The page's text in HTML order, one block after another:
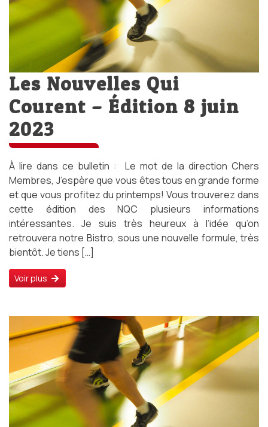
Les Nouvelles Qui
Courent – Édition 8 juin
2023
À lire dans ce bulletin : Le mot de la direction Chers
Membres, J’espère que vous êtes tous en grande forme
et que vous profitez du printemps! Vous trouverez dans
cette édition des NQC plusieurs informations
intéressantes. Je suis très heureux à l’idée qu’on
retrouvera notre Bistro, sous une nouvelle formule, très
bientôt. Je tiens […]
Voir plus